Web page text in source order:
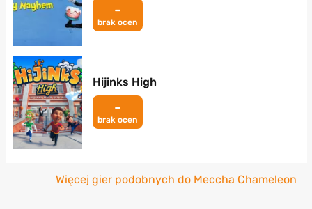
-
brak ocen
Hijinks High
-
brak ocen
Więcej gier podobnych do Meccha Chameleon